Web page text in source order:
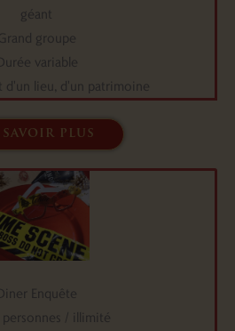
géant
groupe
variable
d'un lieu, d'un patrimoine
savoir plus
Enquête
/ illimité